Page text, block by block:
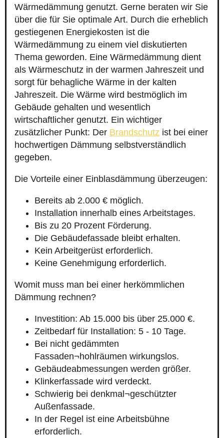
Wärmedämmung genutzt. Gerne beraten wir Sie
über die für Sie optimale Art. Durch die erheblich
gestiegenen Energiekosten ist die
Wärmedämmung zu einem viel diskutierten
Thema geworden. Eine Wärmedämmung dient
als Wärmeschutz in der warmen Jahreszeit und
sorgt für behagliche Wärme in der kalten
Jahreszeit. Die Wärme wird bestmöglich im
Gebäude gehalten und wesentlich
wirtschaftlicher genutzt. Ein wichtiger
zusätzlicher Punkt: Der Brandschutz ist bei einer
hochwertigen Dämmung selbstverständlich
gegeben.
Die Vorteile einer Einblasdämmung überzeugen:
Bereits ab 2.000 € möglich.
Installation innerhalb eines Arbeitstages.
Bis zu 20 Prozent Förderung.
Die Gebäudefassade bleibt erhalten.
Kein Arbeitgerüst erforderlich.
Keine Genehmigung erforderlich.
Womit muss man bei einer herkömmlichen
Dämmung rechnen?
Investition: Ab 15.000 bis über 25.000 €.
Zeitbedarf für Installation: 5 - 10 Tage.
Bei nicht gedämmten
Fassaden¬hohlräumen wirkungslos.
Gebäudeabmessungen werden größer.
Klinkerfassade wird verdeckt.
Schwierig bei denkmal¬geschützter
Außenfassade.
In der Regel ist eine Arbeitsbühne
erforderlich.